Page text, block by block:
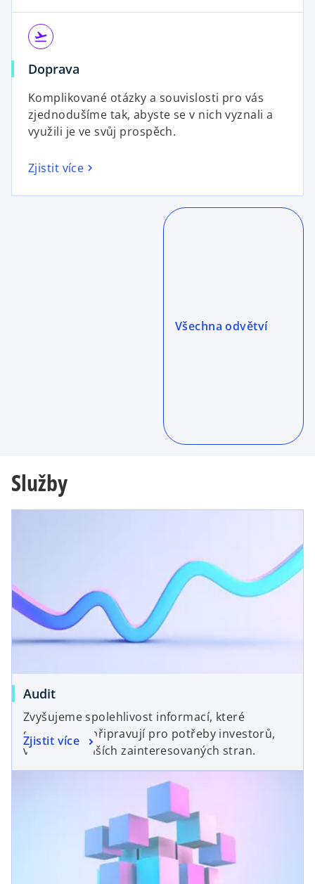
flight_takeoff
Doprava
Komplikované otázky a souvislosti pro vás
zjednodušíme tak, abyste se v nich vyznali a
využili je ve svůj prospěch.
Zjistit více
Všechna odvětví
Služby
Audit
Zvyšujeme spolehlivost informací, které
společnosti připravují pro potřeby investorů,
věřitelů a dalších zainteresovaných stran.
Zjistit více